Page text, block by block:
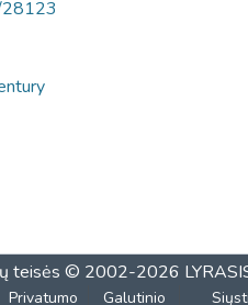
28123
teisės © 2002-2026
Privatumo Galutinio